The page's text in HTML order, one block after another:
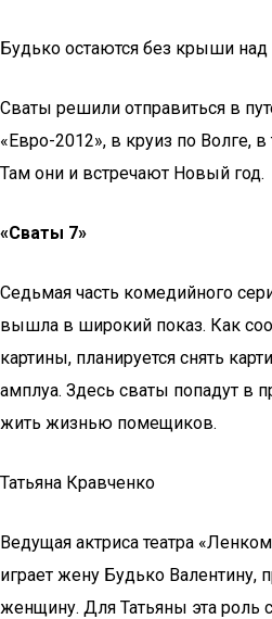
Будько остаются без крыши над
Сваты решили отправиться в
«Евро-2012», в круиз по Волге,
Там они и встречают Новый год.
«Сваты 7»
Седьмая часть комедийного
вышла в широкий показ. Как
картины, планируется снять
амплуа. Здесь сваты попадут в
жить жизнью помещиков.
Татьяна Кравченко
Ведущая актриса театра
играет жену Будько Валентину,
женщину. Для Татьяны эта роль